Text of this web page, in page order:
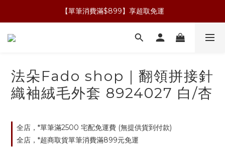
【單筆消費滿$899】享超取免運
法朵Fado shop｜翻領拼接針
織袖絨毛外套 8924027 白/杏
全店，*單筆滿2500 宅配免運費 (無提供貨到付款)
全店，*超商取貨單筆消費滿899元免運